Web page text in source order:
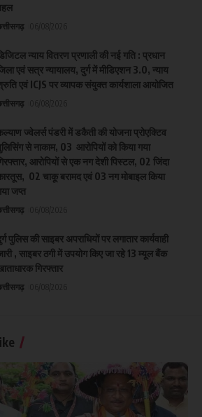
न्याय वितरण प्रणाली की नई गति : प्रधान
एवं सत्र न्यायालय, दुर्ग में मीडिएशन 3.0, न्याय
एवं ICJS पर व्यापक संयुक्त कार्यशाला आयोजित
ज्वेलर्स पंडरी में डकैती की योजना प्रोएक्टिव
से नाकाम, 03 आरोपियों को किया गया
आरोपियों से एक नग देशी पिस्टल, 02 जिंदा
02 चाकू बरामद एवं 03 नग मोबाइल किया
जप्त
पुलिस की साइबर अपराधियों पर लगातार कार्यवाही
, साइबर ठगी में उपयोग किए जा रहे 13 म्यूल बैंक
गिरफ्तार